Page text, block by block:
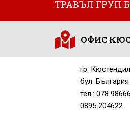
ТРАВЪЛ ГРУП
ОФИС
гр. Кюстендил
бул.
тел.: 078
0895 204622